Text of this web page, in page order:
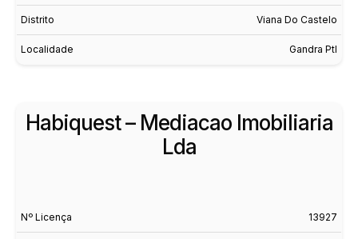
Distrito Viana Do Castelo
Localidade Gandra Ptl
Habiquest – Mediacao Imobiliaria
Lda
Nº Licença 13927